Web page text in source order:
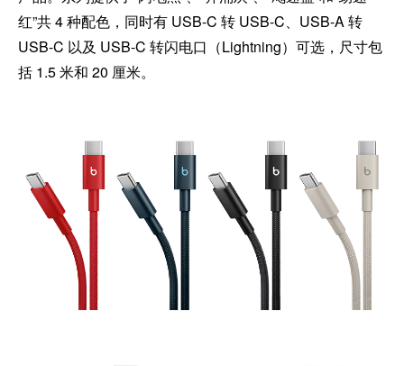
红”共 4 种配色，同时有 USB-C 转 USB-C、USB-A 转
USB-C 以及 USB-C 转闪电口（Lightning）可选，尺寸包
括 1.5 米和 20 厘米。